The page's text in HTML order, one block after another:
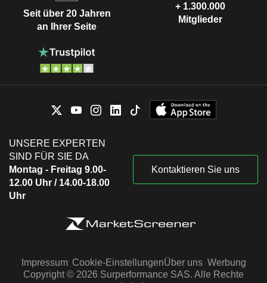
Seit über 20 Jahren
an Ihrer Seite
+ 1.300.000
Mitglieder
UNSERE EXPERTEN
SIND FÜR SIE DA
Montag - Freitag 9.00-
12.00 Uhr / 14.00-18.00
Uhr
Kontaktieren Sie uns
Impressum Cookie-EinstellungenÜber uns Werbung
Copyright © 2026 Surperformance SAS. Alle Rechte